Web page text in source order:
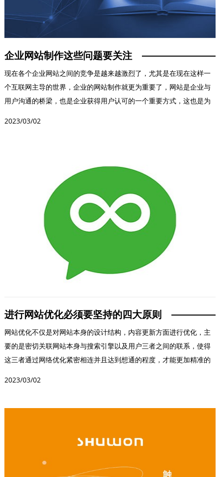
企业网站制作这些问题要关注
现在各个企业网站之间的竞争是越来越激烈了，尤其是在现在这样一
个互联网主导的世界，企业的网站制作就更为重要了，网站是企业与
用户沟通的桥梁，也是企业获得用户认可的一个重要方式，这也是为
2023/03/02
进行网站优化必须要坚持的四大原则
网站优化不仅是对网站本身的设计结构，内容更新方面进行优化，主
要的是密切关联网站本身与搜索引擎以及用户三者之间的联系，使得
这三者通过网络优化紧密相连并且达到想通的程度，才能更加精准的
2023/03/02